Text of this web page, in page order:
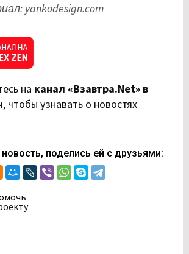
yankodesign.com
на канал «Взавтра.Net» в
, чтобы узнавать о новостях
поделись ей с друзьями: